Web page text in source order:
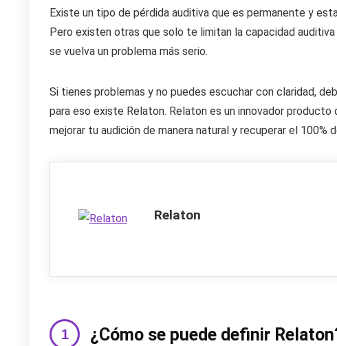
Existe un tipo de pérdida auditiva que es permanente y
Pero existen otras que solo te limitan la capacidad
se vuelva un problema más serio.
Si tienes problemas y no puedes escuchar con claridad,
para eso existe Relaton. Relaton es un innovador
mejorar tu audición de manera natural y recuperar el 100%
Relaton
¿Cómo se puede definir